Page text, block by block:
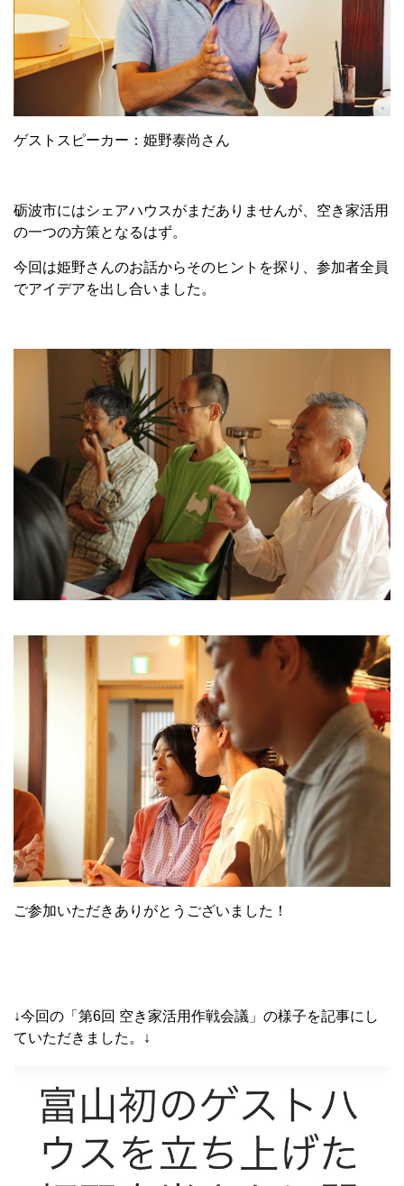
ゲストスピーカー：姫野泰尚さん
砺波市にはシェアハウスがまだありませんが、空き家活用
の一つの方策となるはず。
今回は姫野さんのお話からそのヒントを探り、参加者全員
でアイデアを出し合いました。
ご参加いただきありがとうございました！
↓今回の「第6回 空き家活用作戦会議」の様子を記事にし
ていただきました。↓